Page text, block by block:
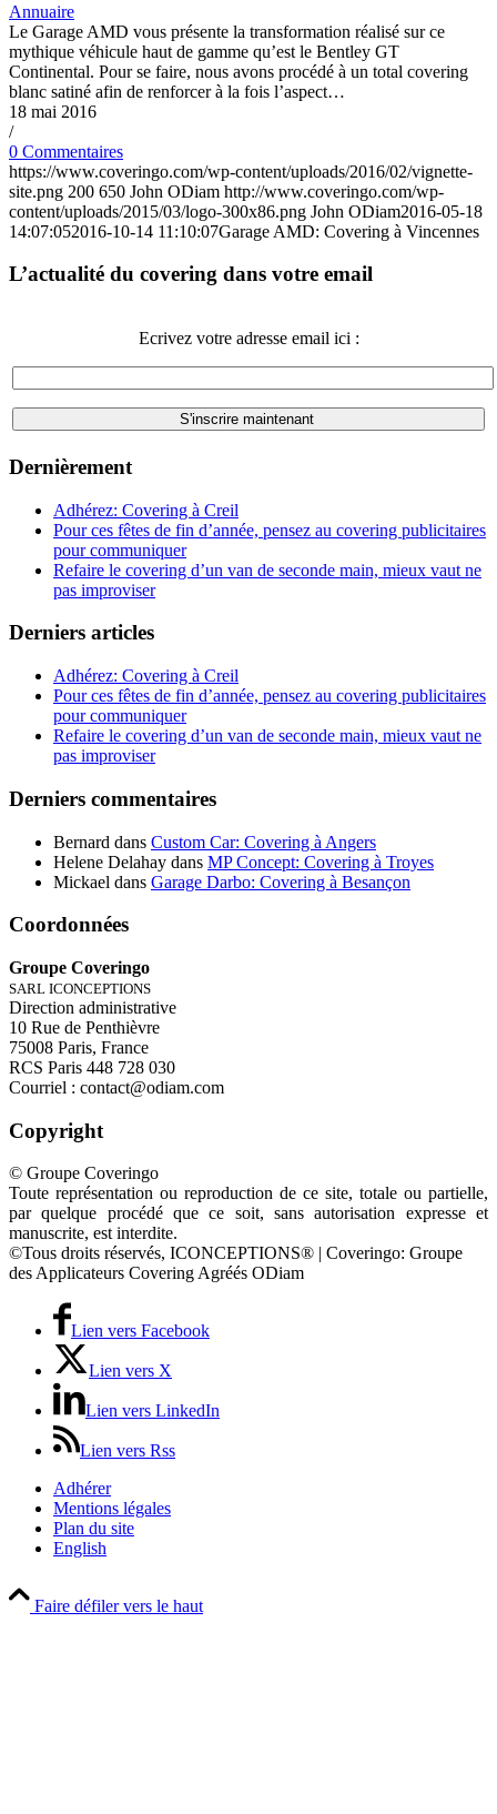
Annuaire
Le Garage AMD vous présente la transformation réalisé sur ce
mythique véhicule haut de gamme qu’est le Bentley GT
Continental. Pour se faire, nous avons procédé à un total covering
blanc satiné afin de renforcer à la fois l’aspect…
18 mai 2016
/
0 Commentaires
https://www.coveringo.com/wp-content/uploads/2016/02/vignette-
site.png 200 650 John ODiam http://www.coveringo.com/wp-
content/uploads/2015/03/logo-300x86.png John ODiam2016-05-18
14:07:052016-10-14 11:10:07Garage AMD: Covering à Vincennes
L’actualité du covering dans votre email
Ecrivez votre adresse email ici :
Dernièrement
Adhérez: Covering à Creil
Pour ces fêtes de fin d’année, pensez au covering publicitaires
pour communiquer
Refaire le covering d’un van de seconde main, mieux vaut ne
pas improviser
Derniers articles
Adhérez: Covering à Creil
Pour ces fêtes de fin d’année, pensez au covering publicitaires
pour communiquer
Refaire le covering d’un van de seconde main, mieux vaut ne
pas improviser
Derniers commentaires
Bernard dans Custom Car: Covering à Angers
Helene Delahay dans MP Concept: Covering à Troyes
Mickael dans Garage Darbo: Covering à Besançon
Coordonnées
Groupe Coveringo
SARL ICONCEPTIONS
Direction administrative
10 Rue de Penthièvre
75008 Paris, France
RCS Paris 448 728 030
Courriel : contact@odiam.com
Copyright
© Groupe Coveringo
Toute représentation ou reproduction de ce site, totale ou partielle,
par quelque procédé que ce soit, sans autorisation expresse et
manuscrite, est interdite.
©Tous droits réservés, ICONCEPTIONS® | Coveringo: Groupe
des Applicateurs Covering Agréés ODiam
Lien vers Facebook
Lien vers X
Lien vers LinkedIn
Lien vers Rss
Adhérer
Mentions légales
Plan du site
English
Faire défiler vers le haut